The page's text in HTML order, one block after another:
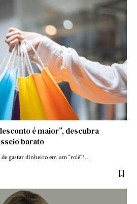
é maior”, descubra
barato
de gastar dinheiro em um “rolê"?…